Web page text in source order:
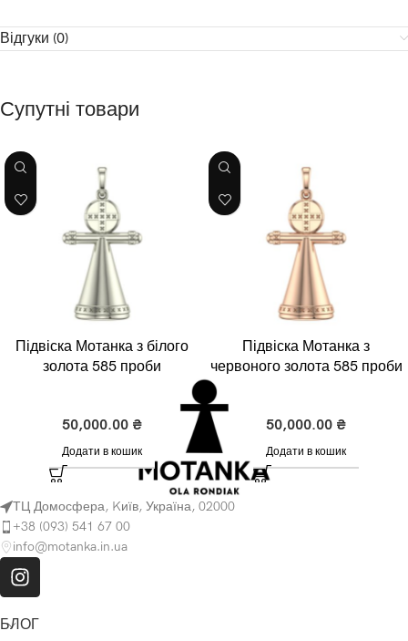
Відгуки (0)
Супутні товари
Підвіска Мотанка з білого
золота 585 проби
50,000.00 ₴
Додати в кошик
Підвіска Мотанка з
червоного золота 585 проби
50,000.00 ₴
Додати в кошик
ТЦ Домосфера, Kиїв, Україна, 02000
+38 (093) 541 67 00
info@motanka.in.ua
БЛОГ